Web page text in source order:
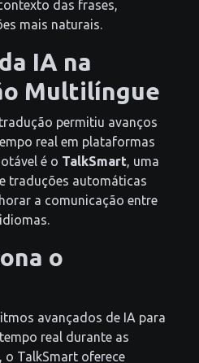
das frases,
mais naturais.
IA na
Multilíngue
permitiu avanços
real em plataformas
é o TalkSmart , uma
traduções automáticas
a comunicação entre
o
avançados de IA para
real durante as
o TalkSmart oferece